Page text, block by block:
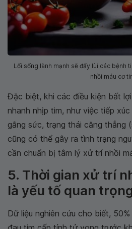
Lối sống lành mạnh sẽ đẩy lùi các bệnh
nhồi máu cơ
Đặc biệt, khi các điều kiện bất
nhanh nhịp tim, như việc tiếp
gắng sức, trạng thái căng thẳng
cũng có thể gây ra tình trạng
cần chuẩn bị tâm lý xử trí nhồi
5. Thời gian xử trí
là yếu tố quan
Dữ liệu nghiên cứu cho biết,